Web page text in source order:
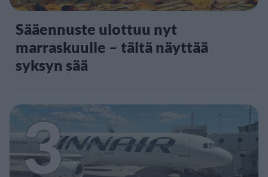
Sääennuste ulottuu nyt
marraskuulle – tältä näyttää
syksyn sää
3